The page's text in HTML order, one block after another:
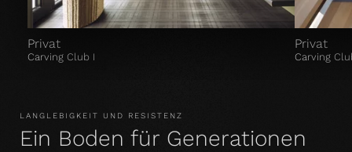
Privat
Carving Club I
Privat
Carving
LANGLEBIGKEIT UND RESISTENZ
Ein Boden für Generationen